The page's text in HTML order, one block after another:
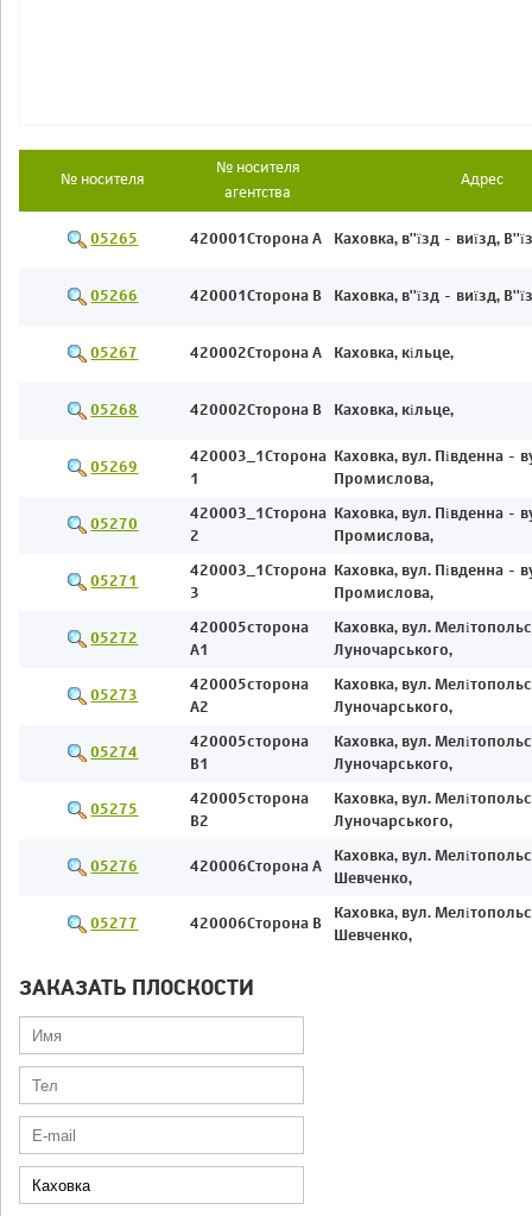
№ носителя
№ носителя
агентства
Адрес
05265 420001Сторона А Каховка, в''їзд - виїзд,
05266 420001Сторона В Каховка, в''їзд - виїзд,
05267 420002Cторона А Каховка, кільце,
05268 420002Сторона В Каховка, кільце,
05269
420003_1Сторона
1
Каховка, вул. Південна -
Промислова,
05270
420003_1Сторона
2
Каховка, вул. Південна -
Промислова,
05271
420003_1Сторона
3
Каховка, вул. Південна -
Промислова,
05272
420005сторона
А1
Каховка, вул.
Луночарського,
05273
420005сторона
А2
Каховка, вул.
Луночарського,
05274
420005сторона
В1
Каховка, вул.
Луночарського,
05275
420005сторона
В2
Каховка, вул.
Луночарського,
05276 420006Cторона А
Каховка, вул.
Шевченко,
05277 420006Сторона В
Каховка, вул.
Шевченко,
ЗАКАЗАТЬ ПЛОСКОСТИ